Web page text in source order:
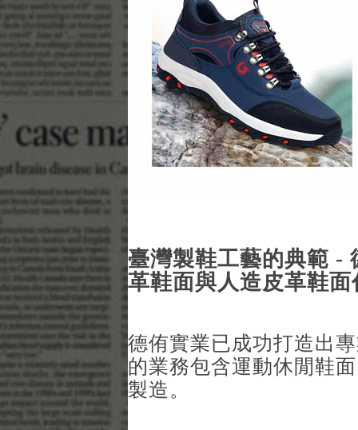
臺灣製鞋工藝的典範 -
革鞋面與人造皮革鞋面
德侑實業已成功打造出
的業務包含運動休閒鞋
製造。